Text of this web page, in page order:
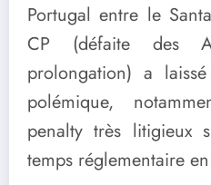
Portugal entre le
CP (défaite des
prolongation) a
polémique,
penalty très
temps réglementaire